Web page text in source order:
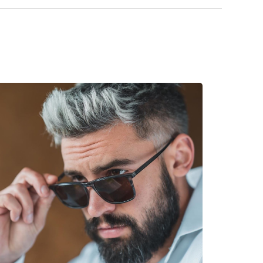
повече модели от популярни марки.